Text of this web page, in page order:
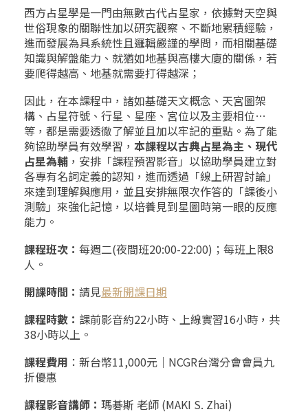
西方占星學是一門由無數古代占星家，依據對天空與
世俗現象的關聯性加以研究觀察、不斷地累積經驗，
進而發展為具系統性且邏輯嚴謹的學問，而相關基礎
知識與解盤能力、就猶如地基與高樓大廈的關係，若
要爬得越高、地基就需要打得越深；
因此，在本課程中，諸如基礎天文概念、天宮圖架
構、占星符號、行星、星座、宮位以及主要相位…
等，都是需要透徹了解並且加以牢記的重點。為了能
夠協助學員有效學習， 本課程以古典占星為主、現代
占星為輔 ，安排「課程預習影音」以協助學員建立對
各專有名詞定義的認知，進而透過「線上研習討論」
來達到理解與應用，並且安排無限次作答的「課後小
測驗」來強化記憶，以培養見到星圖時第一眼的反應
能力。
課程班次： 每週二(夜間班20:00-22:00)；每班上限8
人。
開課時間： 請見最新開課日期
課程時數： 課前影音約22小時、上線實習16小時，共
38小時以上。
課程費用 ：新台幣11,000元｜ NCGR台灣分會會員九
折優惠
課程影音講師： 瑪碁斯 老師 (MAKI S. Zhai)